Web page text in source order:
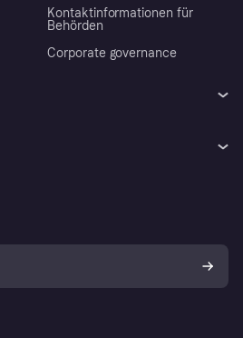
Kontaktinformationen für
Behörden
Corporate governance